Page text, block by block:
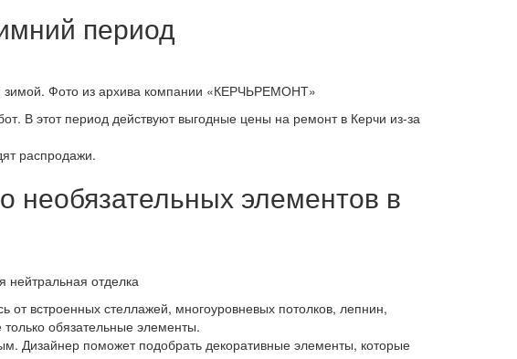
период
Фото из архива компании «КЕРЧЬРЕМОНТ»
В этот период действуют выгодные цены на ремонт в Керчи из-за
распродажи.
необязательных элементов в
нейтральная отделка
от встроенных стеллажей, многоуровневых потолков, лепнин,
обязательные элементы.
Дизайнер поможет подобрать декоративные элементы, которые